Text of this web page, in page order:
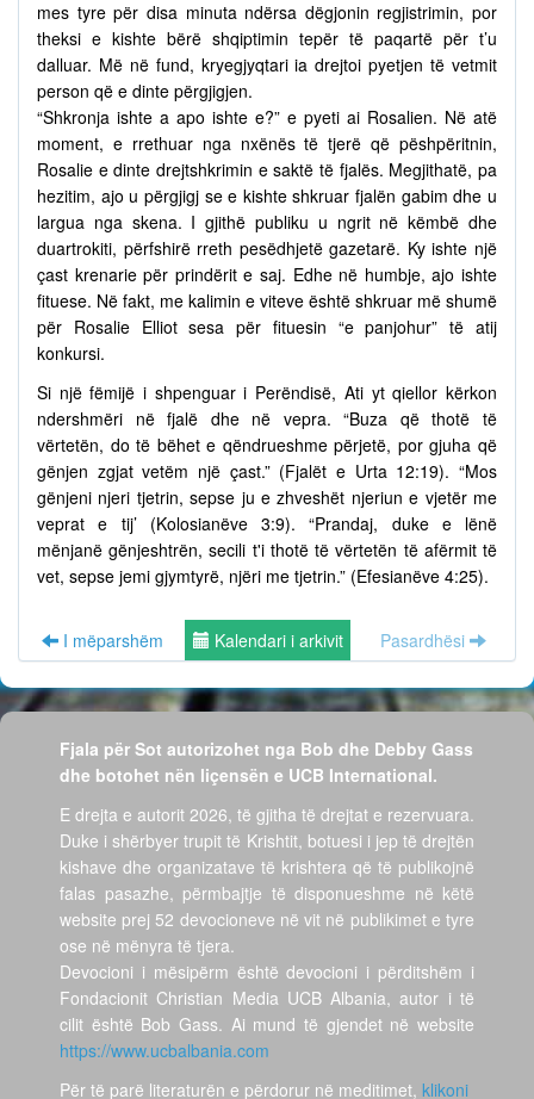
mes tyre për disa minuta ndërsa dëgjonin regjistrimin, por
theksi e kishte bërë shqiptimin tepër të paqartë për t’u
dalluar. Më në fund, kryegjyqtari ia drejtoi pyetjen të vetmit
person që e dinte përgjigjen.
“Shkronja ishte a apo ishte e?” e pyeti ai Rosalien. Në atë
moment, e rrethuar nga nxënës të tjerë që pëshpëritnin,
Rosalie e dinte drejtshkrimin e saktë të fjalës. Megjithatë, pa
hezitim, ajo u përgjigj se e kishte shkruar fjalën gabim dhe u
largua nga skena. I gjithë publiku u ngrit në këmbë dhe
duartrokiti, përfshirë rreth pesëdhjetë gazetarë. Ky ishte një
çast krenarie për prindërit e saj. Edhe në humbje, ajo ishte
fituese. Në fakt, me kalimin e viteve është shkruar më shumë
për Rosalie Elliot sesa për fituesin “e panjohur” të atij
konkursi.
Si një fëmijë i shpenguar i Perëndisë, Ati yt qiellor kërkon
ndershmëri në fjalë dhe në vepra. “Buza që thotë të
vërtetën, do të bëhet e qëndrueshme përjetë, por gjuha që
gënjen zgjat vetëm një çast.” (Fjalët e Urta 12:19). “Mos
gënjeni njeri tjetrin, sepse ju e zhveshët njeriun e vjetër me
veprat e tij’ (Kolosianëve 3:9). “Prandaj, duke e lënë
mënjanë gënjeshtrën, secili t'i thotë të vërtetën të afërmit të
vet, sepse jemi gjymtyrë, njëri me tjetrin.” (Efesianëve 4:25).
I mëparshëm Kalendari i arkivit Pasardhësi
Fjala për Sot autorizohet nga Bob dhe Debby Gass
dhe botohet nën liçensën e UCB International.
E drejta e autorit 2026, të gjitha të drejtat e rezervuara.
Duke i shërbyer trupit të Krishtit, botuesi i jep të drejtën
kishave dhe organizatave të krishtera që të publikojnë
falas pasazhe, përmbajtje të disponueshme në këtë
website prej 52 devocioneve në vit në publikimet e tyre
ose në mënyra të tjera.
Devocioni i mësipërm është devocioni i përditshëm i
Fondacionit Christian Media UCB Albania, autor i të
cilit është Bob Gass. Ai mund të gjendet në website
https://www.ucbalbania.com
Për të parë literaturën e përdorur në meditimet, klikoni